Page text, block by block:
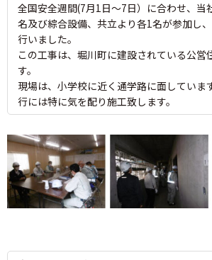
全国安全週間(7月1日～7日）に合わせ、当
名及び綜合設備、共立より各1名が参加し
行いました。
この工事は、堀川町に建設されている公営
す。
現場は、小学校に近く通学路に面していま
行には特に気を配り施工致します。